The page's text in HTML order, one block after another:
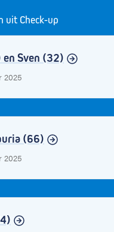
uit Check-up
en Sven (32)
2025
(66)
2025